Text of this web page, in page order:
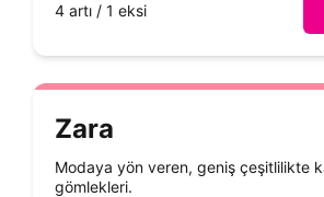
4 artı / 1 eksi
Zara
Modaya yön veren, geniş çeşitlilikte
gömlekleri.